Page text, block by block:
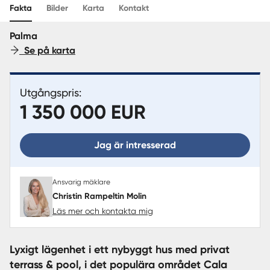
Fakta Bilder Karta Kontakt
Palma
Se på karta
Utgångspris:
1 350 000 EUR
Jag är intresserad
Ansvarig mäklare
Christin Rampeltin Molin
Läs mer och kontakta mig
Lyxigt lägenhet i ett nybyggt hus med privat
terrass & pool, i det populära området Cala